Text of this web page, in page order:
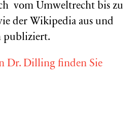
vom Umweltrecht bis zu
der Wikipedia aus und
publiziert.
Dr. Dilling finden Sie